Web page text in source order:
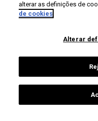
alterar as definições de
de cookies
Alterar